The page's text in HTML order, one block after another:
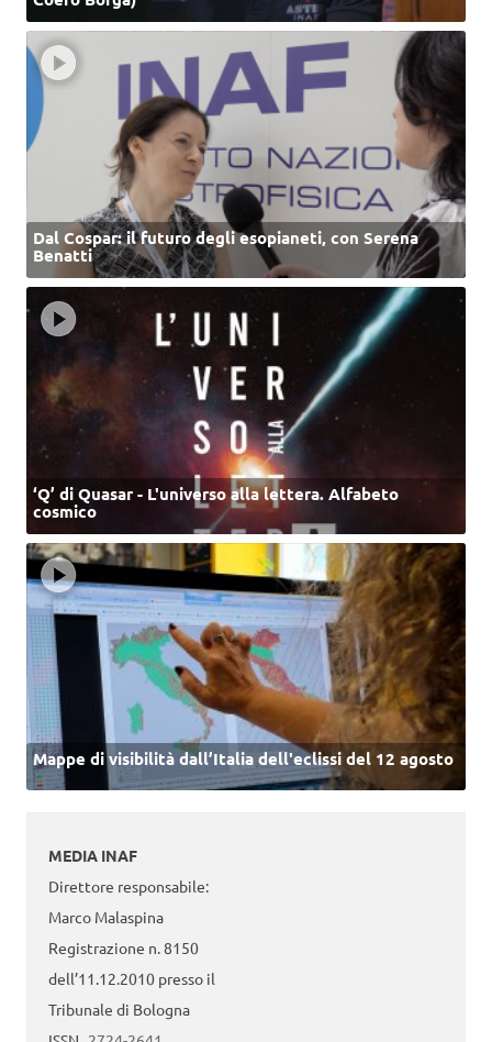
Dal Cospar: il futuro degli esopianeti, con Serena
Benatti
‘Q’ di Quasar - L'universo alla lettera. Alfabeto
cosmico
Mappe di visibilità dall’Italia dell'eclissi del 12 agosto
MEDIA INAF
Direttore responsabile:
Marco Malaspina
Registrazione n. 8150
dell’11.12.2010 presso il
Tribunale di Bologna